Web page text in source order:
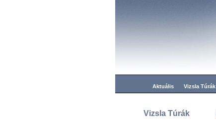
Aktuális Vizsla Túrák
Vizsla Túrák